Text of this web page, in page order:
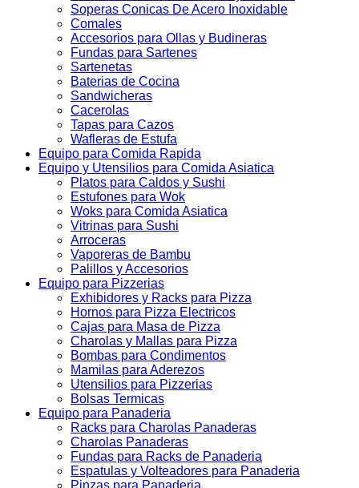
Soperas Conicas De Acero Inoxidable
Comales
Accesorios para Ollas y Budineras
Fundas para Sartenes
Sartenetas
Baterias de Cocina
Sandwicheras
Cacerolas
Tapas para Cazos
Wafleras de Estufa
Equipo para Comida Rapida
Equipo y Utensilios para Comida Asiatica
Platos para Caldos y Sushi
Estufones para Wok
Woks para Comida Asiatica
Vitrinas para Sushi
Arroceras
Vaporeras de Bambu
Palillos y Accesorios
Equipo para Pizzerias
Exhibidores y Racks para Pizza
Hornos para Pizza Electricos
Cajas para Masa de Pizza
Charolas y Mallas para Pizza
Bombas para Condimentos
Mamilas para Aderezos
Utensilios para Pizzerias
Bolsas Termicas
Equipo para Panaderia
Racks para Charolas Panaderas
Charolas Panaderas
Fundas para Racks de Panaderia
Espatulas y Volteadores para Panaderia
Pinzas para Panaderia